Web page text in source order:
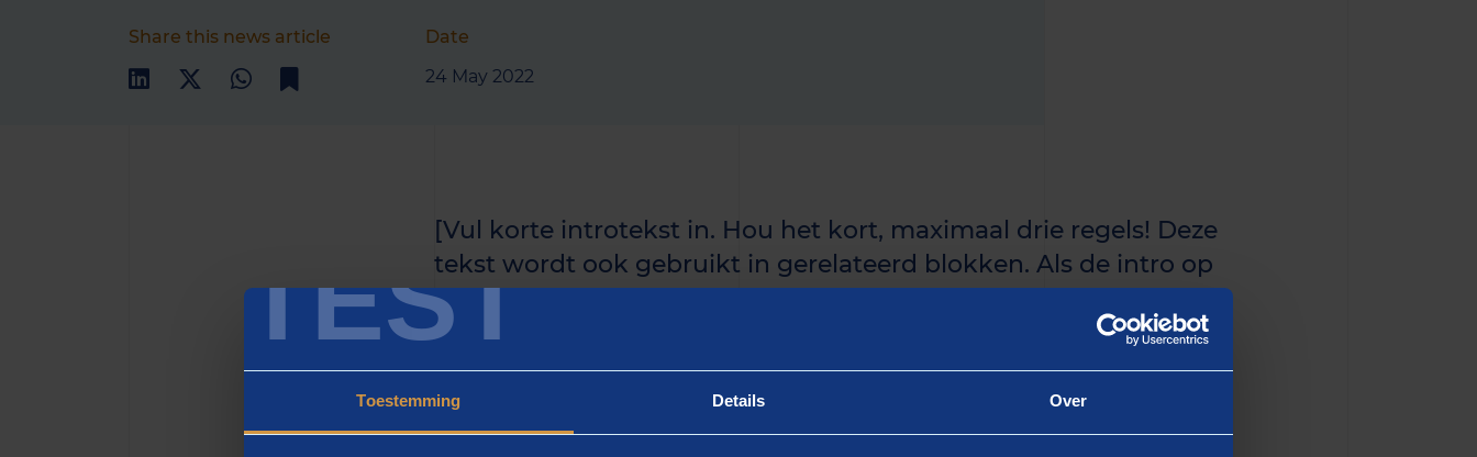
TEST
Toestemming Details Over
Share this news article
Date
24 May 2022
[Vul korte introtekst in. Hou het kort, maximaal drie regels! Deze
tekst wordt ook gebruikt in gerelateerd blokken. Als de intro op
het huidige artikel langer is, kun je de rest in de eerste paragraaf
zetten.]
[H2 - gebruik keyword]